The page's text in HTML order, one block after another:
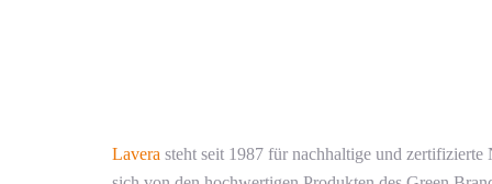
Lavera steht seit 1987 für nachhaltige und